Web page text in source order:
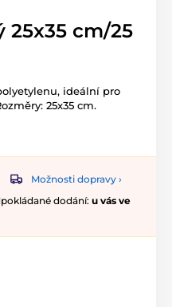
25x35 cm/25
ideální pro
25x35 cm.
Možnosti dopravy ›
dodání: u vás ve